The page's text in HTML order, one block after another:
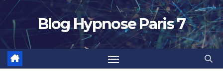
Skip
content
Blog Hypnose Paris 7